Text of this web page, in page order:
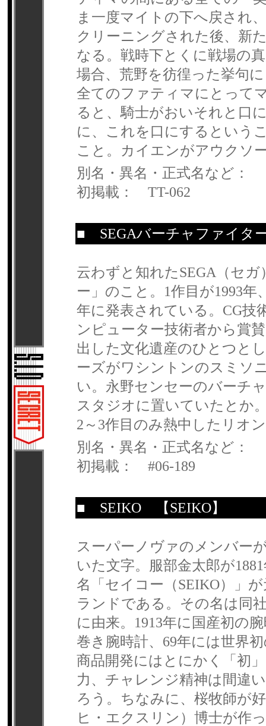
ま一度マイトの下へ戻され
クリーニングされた後、新
なる。戦時下とくに戦場の
場合、荒野を彷徨った挙句
全てのファティマにとって
ると、騎士がおいそれと口
に、これを口にするという
こと。カイエンがアウクソ
別名・異名・正式名など：
初掲載： TT-062
■ SEGAバーチャファイタ
云わずと知れたSEGA（セ
ー」のこと。1作目が1993年
年に発表されている。CG技
ンピューター技術者から賞
出した文化遺産のひとつと
ーズがワシントンのスミソ
い。永野センセーのバーチ
スタジオに置いていたとか
2～3作目のみ熱中したリオ
別名・異名・正式名など：
初掲載： #06-189
■ SEIKO 【SEIKO】
スーパーノヴァのメンバー
いた文字。服部金太郎が
名「セイコー（SEIKO）」
ランドである。その名は同
に由来。1913年に国産初の
巻き腕時計、69年には世界
商品開発にはとにかく「初
力、チャレンジ精神は間違
ろう。ちなみに、桜牧師が
ヒ・エクスリン）博士が作